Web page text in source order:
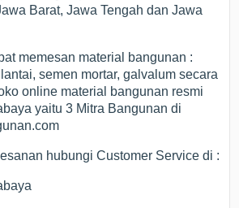
Barat, Jawa Tengah dan Jawa
memesan material bangunan :
semen mortar, galvalum secara
online material bangunan resmi
yaitu 3 Mitra Bangunan di
hubungi Customer Service di :